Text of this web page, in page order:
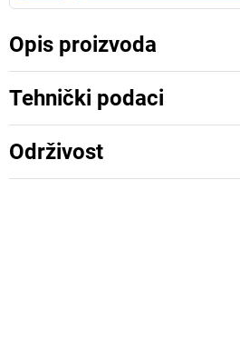
Opis proizvoda
Tehnički podaci
Održivost